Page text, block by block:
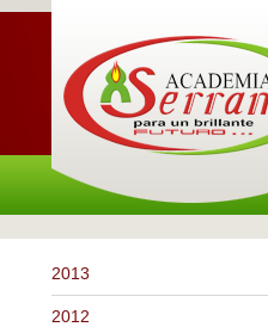
2013
2012